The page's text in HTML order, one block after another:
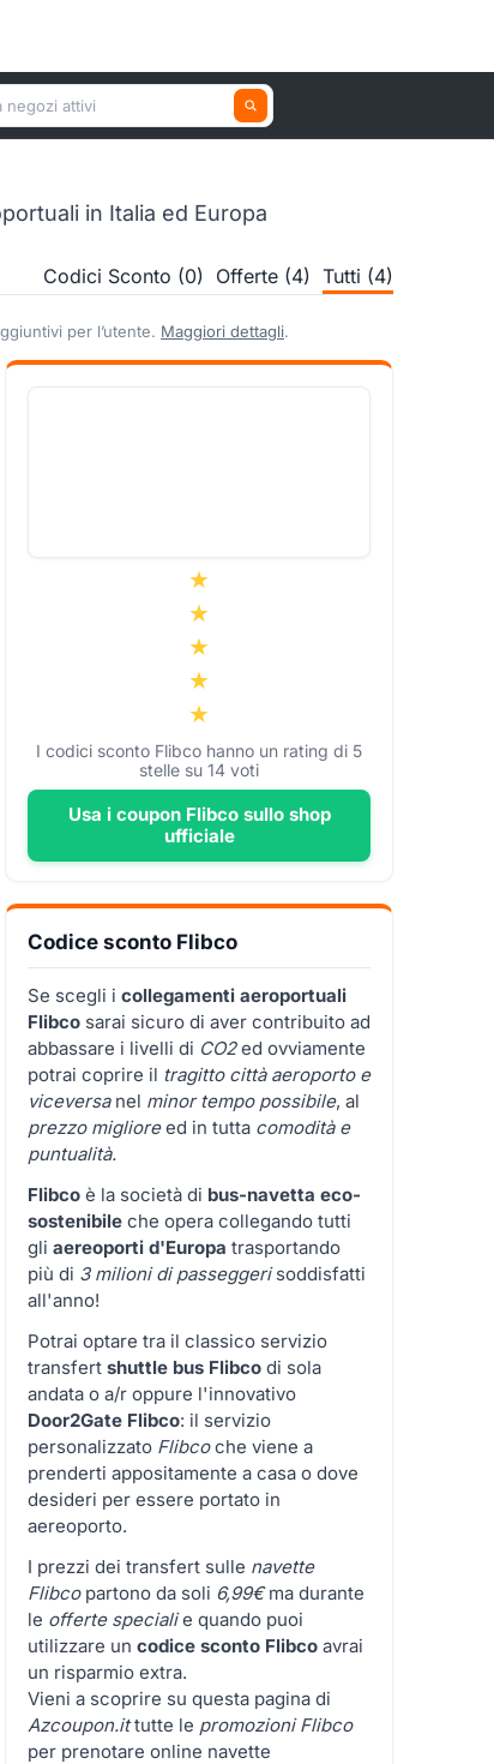
negozio attivo
in Italia ed Europa
Codici Sconto (0) Offerte (4) Tutti (4)
per l’utente. Maggiori dettagli.
I codici sconto Flibco hanno un rating di 5
stelle su 14 voti
Usa i coupon Flibco sullo shop
ufficiale
Codice sconto Flibco
Se scegli i collegamenti aeroportuali
Flibco sarai sicuro di aver contribuito ad
abbassare i livelli di CO2ed ovviamente
potrai coprire il tragitto città aeroporto e
viceversanel minor tempo possibile, al
prezzo miglioreed in tutta comodità e
puntualità.
Flibco è la società di bus-navetta eco-
sostenibile che opera collegando tutti
gli aereoporti d'Europa trasportando
più di 3 milioni di passeggerisoddisfatti
all'anno!
Potrai optare tra il classico servizio
transfert shuttle bus Flibco di sola
andata o a/r oppure l'innovativo
Door2Gate Flibco: il servizio
personalizzato Flibcoche viene a
prenderti appositamente a casa o dove
desideri per essere portato in
aereoporto.
I prezzi dei transfert sulle navette
Flibcopartono da soli 6,99€ma durante
le offerte specialie quando puoi
utilizzare un codice sconto Flibco avrai
un risparmio extra.
Vieni a scoprire su questa pagina di
Azcoupon.ittutte le promozioni Flibco
per prenotare online navette